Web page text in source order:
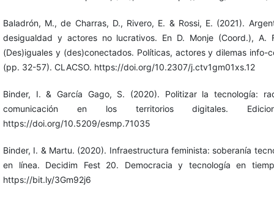
Baladrón, M., de Charras, D., Rivero, E. & Rossi, E. (2021).
desigualdad y actores no lucrativos. En D. Monje (Coord.), A.
(Des)iguales y (des)conectados. Políticas, actores y dilemas info-
(pp. 32-57). CLACSO. https://doi.org/10.2307/j.ctv1gm01xs.12
Binder, I. & García Gago, S. (2020). Politizar la tecnología:
comunicación en los territorios digitales.
https://doi.org/10.5209/esmp.71035
Binder, I. & Martu. (2020). Infraestructura feminista: soberanía
en línea. Decidim Fest 20. Democracia y tecnología en
https://bit.ly/3Gm92j6